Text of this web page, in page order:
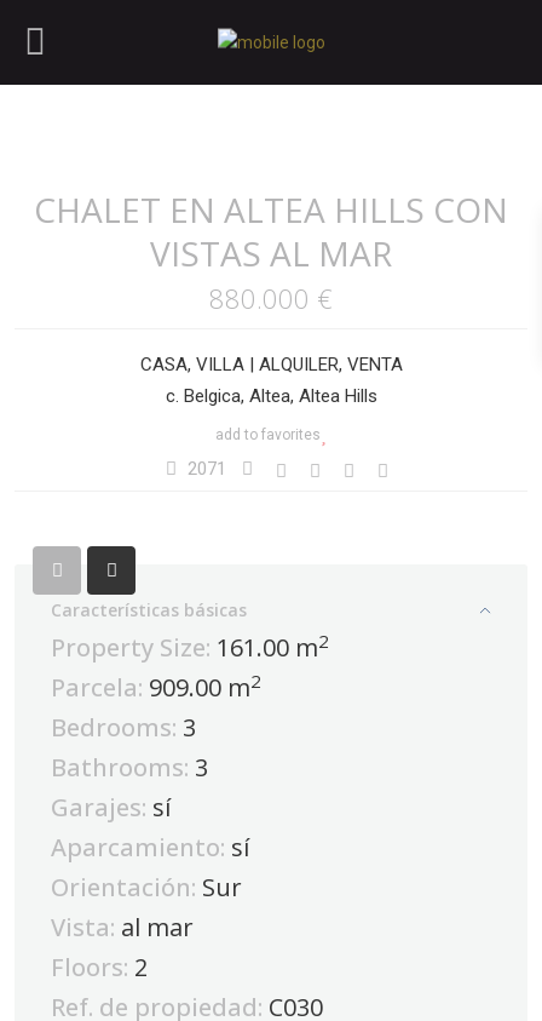
CHALET EN ALTEA HILLS CON
VISTAS AL MAR
880.000 €
CASA, VILLA| ALQUILER, VENTA
c. Belgica, Altea, Altea Hills
add to favorites
2071
Características básicas
Property Size: 161.00 m2
Parcela: 909.00 m2
Bedrooms: 3
Bathrooms: 3
Garajes: sí
Aparcamiento: sí
Orientación: Sur
Vista: al mar
Floors: 2
Ref. de propiedad: C030